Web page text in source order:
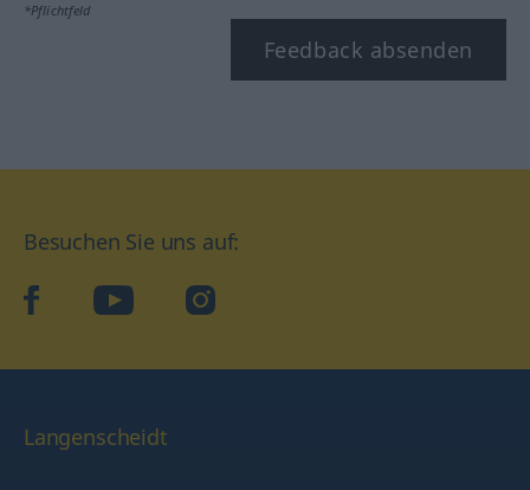
*Pflichtfeld
Feedback absenden
Besuchen Sie uns auf:
facebookYouTube Instagram
Langenscheidt